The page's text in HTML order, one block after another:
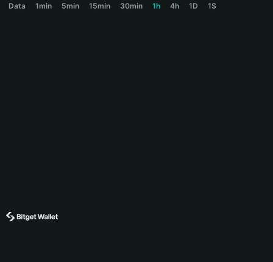
Data 1min 5min 15min 30min 1h 4h 1D 1S